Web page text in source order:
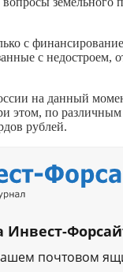
с
с
на данный
этом, по
рублей.
Инвест-
почтовом